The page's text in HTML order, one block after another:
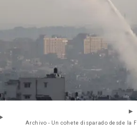
Archivo - Un cohete disparado desde la